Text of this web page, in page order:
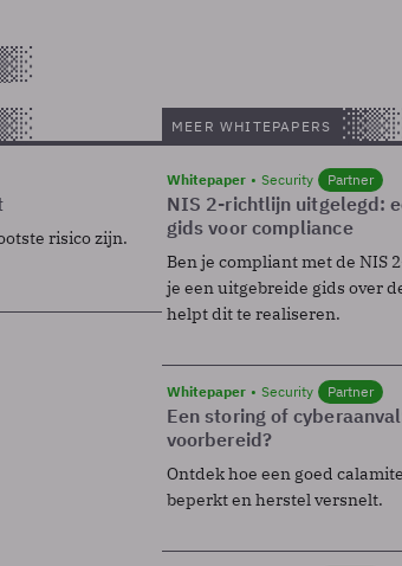
risico zijn.
MEER WHITEPAPERS
Whitepaper Security Partner
NIS 2-richtlijn uitgelegd:
gids voor compliance
Ben je compliant met de NIS
je een uitgebreide gids over
helpt dit te realiseren.
Whitepaper Security Partner
Een storing of
voorbereid?
Ontdek hoe een goed
beperkt en herstel versnelt.